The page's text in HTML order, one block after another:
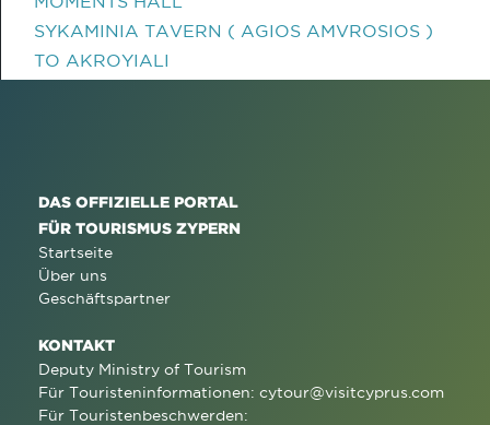
SYKAMINIA TAVERN ( AGIOS AMVROSIOS )
TO AKROYIALI
DAS OFFIZIELLE PORTAL
FÜR TOURISMUS ZYPERN
Startseite
Über uns
Geschäftspartner
KONTAKT
Deputy Ministry of Tourism
Für Touristeninformationen: cytour@visitcyprus.com
Für Touristenbeschwerden: